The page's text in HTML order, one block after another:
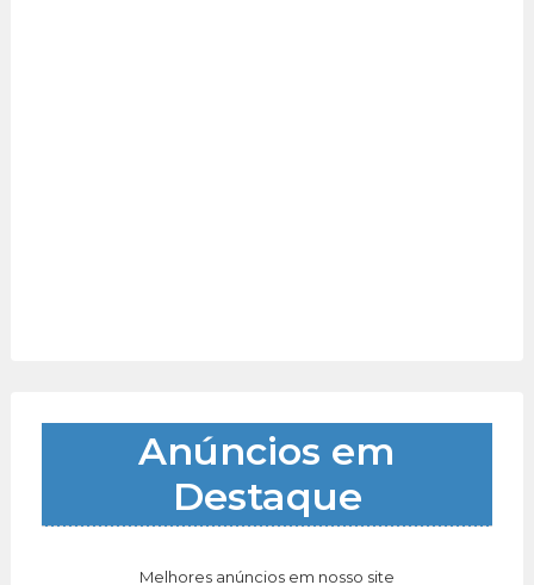
Anúncios em
Destaque
Melhores anúncios em nosso site